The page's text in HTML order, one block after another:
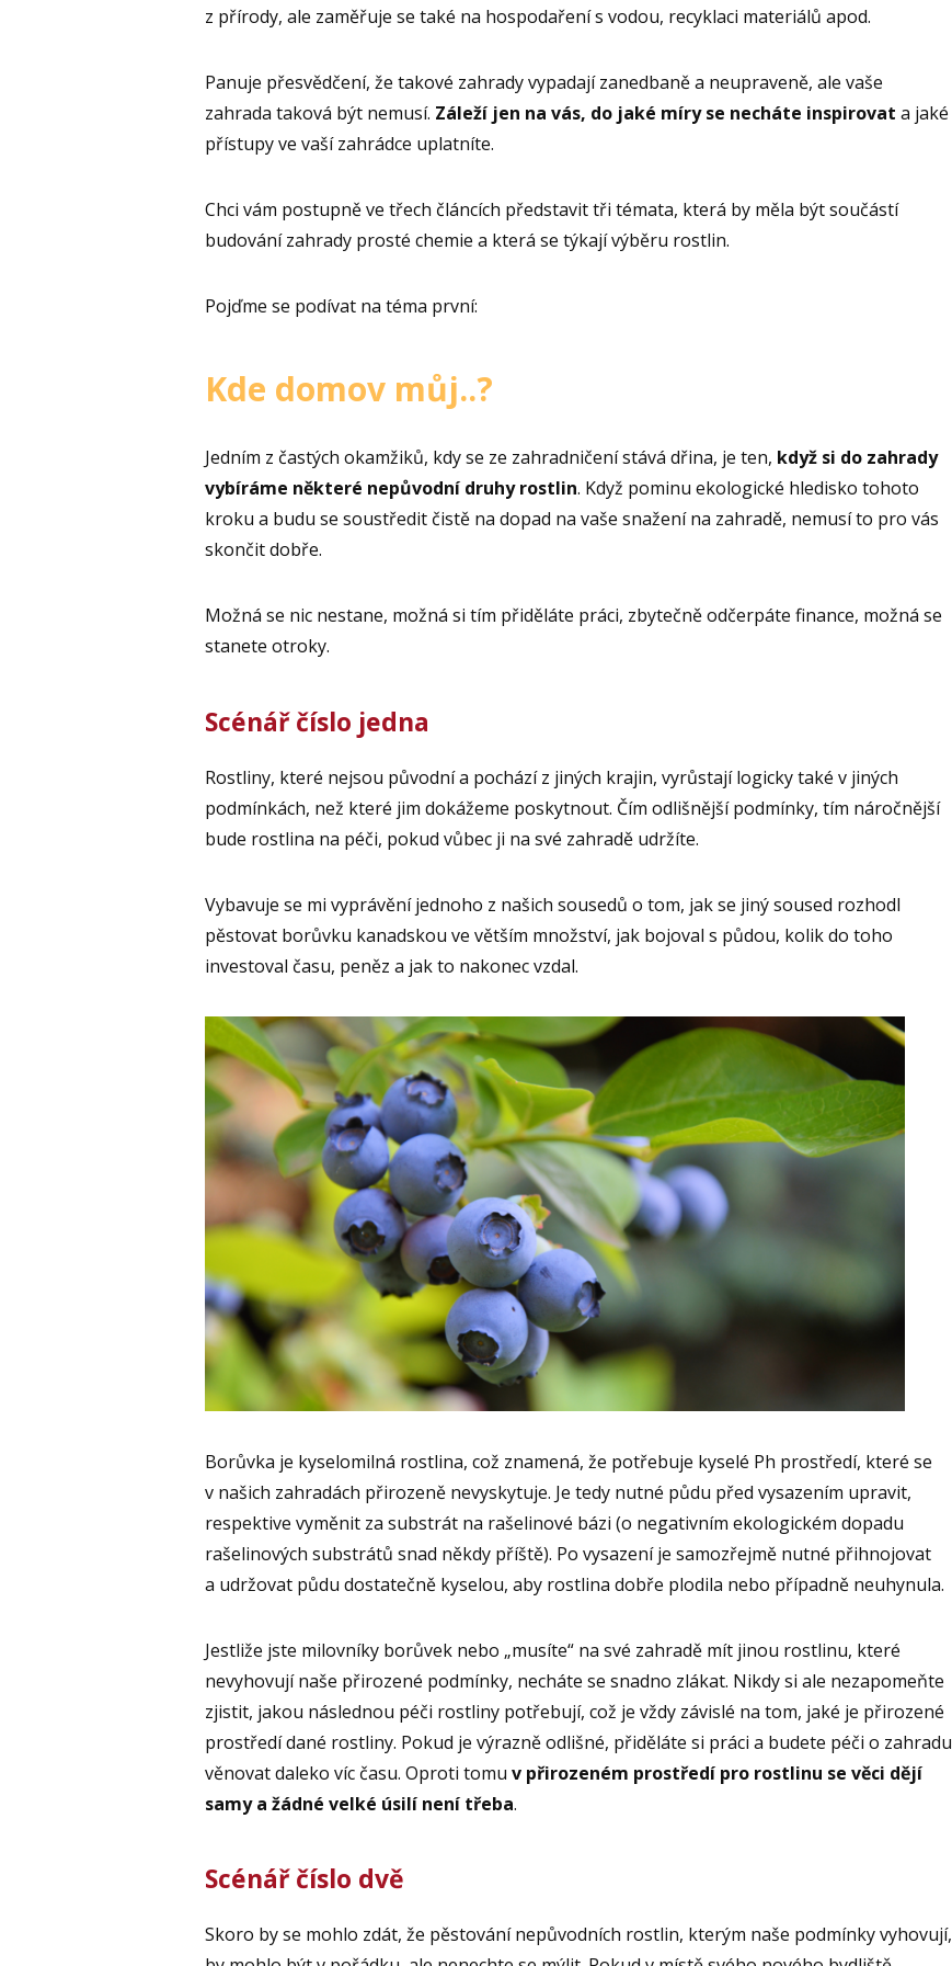
z přírody, ale zaměřuje se také na hospodaření s vodou, recyklaci materiálů apod.
Panuje přesvědčení, že takové zahrady vypadají zanedbaně a neupraveně, ale vaše
zahrada taková být nemusí. Záleží jen na vás, do jaké míry se necháte inspirovat a jaké
přístupy ve vaší zahrádce uplatníte.
Chci vám postupně ve třech článcích představit tři témata, která by měla být součástí
budování zahrady prosté chemie a která se týkají výběru rostlin.
Pojďme se podívat na téma první:
Kde domov můj..?
Jedním z častých okamžiků, kdy se ze zahradničení stává dřina, je ten, když si do zahrady
vybíráme některé nepůvodní druhy rostlin. Když pominu ekologické hledisko tohoto
kroku a budu se soustředit čistě na dopad na vaše snažení na zahradě, nemusí to pro vás
skončit dobře.
Možná se nic nestane, možná si tím přiděláte práci, zbytečně odčerpáte finance, možná se
stanete otroky.
Scénář číslo jedna
Rostliny, které nejsou původní a pochází z jiných krajin, vyrůstají logicky také v jiných
podmínkách, než které jim dokážeme poskytnout. Čím odlišnější podmínky, tím náročnější
bude rostlina na péči, pokud vůbec ji na své zahradě udržíte.
Vybavuje se mi vyprávění jednoho z našich sousedů o tom, jak se jiný soused rozhodl
pěstovat borůvku kanadskou ve větším množství, jak bojoval s půdou, kolik do toho
investoval času, peněz a jak to nakonec vzdal.
Borůvka je kyselomilná rostlina, což znamená, že potřebuje kyselé Ph prostředí, které se
v našich zahradách přirozeně nevyskytuje. Je tedy nutné půdu před vysazením upravit,
respektive vyměnit za substrát na rašelinové bázi (o negativním ekologickém dopadu
rašelinových substrátů snad někdy příště). Po vysazení je samozřejmě nutné přihnojovat
a udržovat půdu dostatečně kyselou, aby rostlina dobře plodila nebo případně neuhynula.
Jestliže jste milovníky borůvek nebo „musíte“ na své zahradě mít jinou rostlinu, které
nevyhovují naše přirozené podmínky, necháte se snadno zlákat. Nikdy si ale nezapomeňte
zjistit, jakou následnou péči rostliny potřebují, což je vždy závislé na tom, jaké je přirozené
prostředí dané rostliny. Pokud je výrazně odlišné, přiděláte si práci a budete péči o zahradu
věnovat daleko víc času. Oproti tomu v přirozeném prostředí pro rostlinu se věci dějí
samy a žádné velké úsilí není třeba.
Scénář číslo dvě
Skoro by se mohlo zdát, že pěstování nepůvodních rostlin, kterým naše podmínky vyhovují,